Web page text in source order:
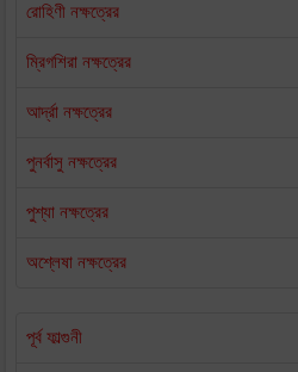
রোহিণী নক্ষত্রের
ম্রিগশিরা নক্ষত্রের
আর্দ্রা নক্ষত্রের
পুনর্বাসু নক্ষত্রের
পুশ্যা নক্ষত্রের
অশ্লেষা নক্ষত্রের
পূর্ব ফাল্গুনী